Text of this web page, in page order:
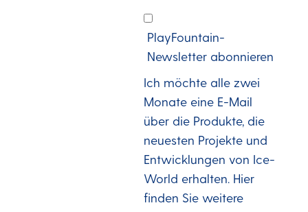
eine
E-
Mail
über
die
Produkte,
die
neuesten
Projekte
PlayFountain-
Newsletter abonnieren
Ich möchte alle zwei
Monate eine E-Mail
über die Produkte, die
neuesten Projekte und
Entwicklungen von Ice-
World erhalten. Hier
finden Sie weitere